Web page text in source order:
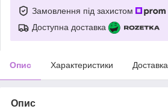
Замовлення під захистом
Доступна доставка
Опис Характеристики Доставка
Опис